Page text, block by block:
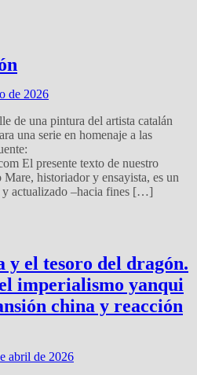
de 2026
de una pintura del artista catalán
una serie en homenaje a las
El presente texto de nuestro
historiador y ensayista, es un
y actualizado –hacia fines […]
y el tesoro del dragón.
imperialismo yanqui
china y reacción
abril de 2026